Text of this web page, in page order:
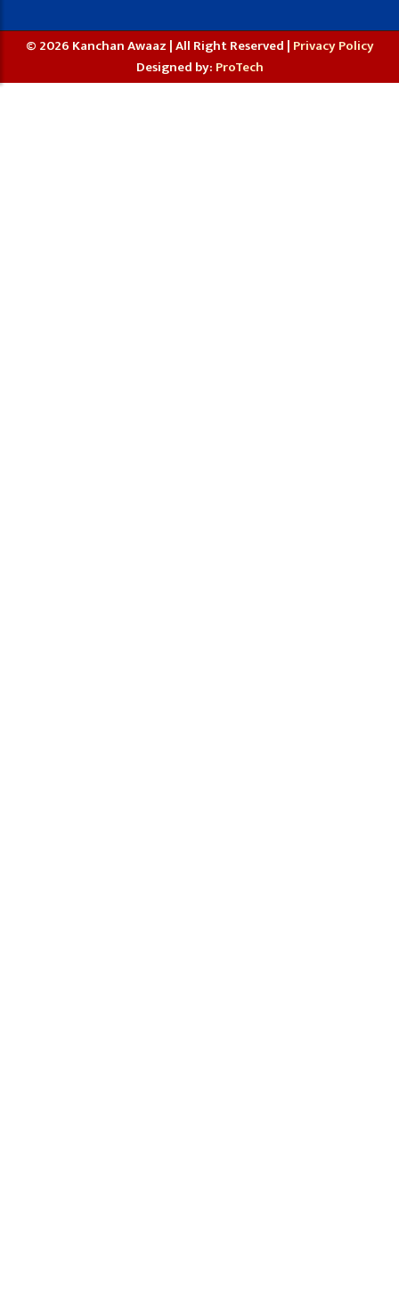
© 2026 Kanchan Awaaz | All Right Reserved | Privacy Policy
Designed by: ProTech